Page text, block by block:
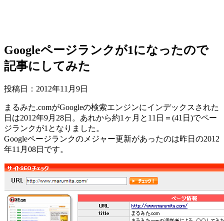
Googleページランクが1になったので
記事にしてみた
投稿日： 2012年11月9日
まるみた.comがGoogleの検索エンジンにインデックスされた
日は2012年9月28日。あれから約1ヶ月と11日＝(41日)でペー
ジランクが1となりました。
Googleページランクのメジャー更新があったのは昨日の2012
年11月08日です。